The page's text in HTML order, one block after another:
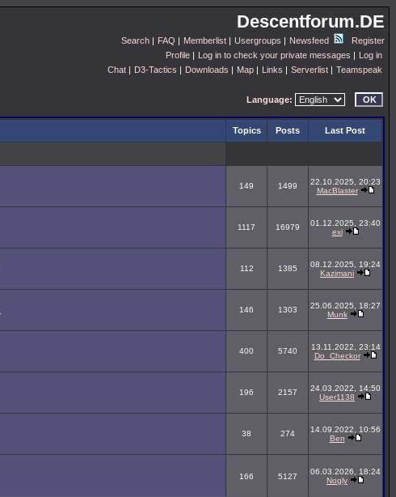
Descentforum.DE
Search | FAQ | Memberlist | Usergroups | Newsfeed
Register
Profile | Log in to check your private messages | Log in
Chat | D3-Tactics | Downloads | Map | Links | Serverlist | Teamspeak
Language:
Topics Posts Last Post
149 1499
22.10.2025, 20:23
MacBlaster
1117 16979
01.12.2025, 23:40
exi
112 1385
08.12.2025, 19:24
Kazimani
146 1303
25.06.2025, 18:27
Munk
400 5740
13.11.2022, 23:14
Do_Checkor
196 2157
24.03.2022, 14:50
User1138
38 274
14.09.2022, 10:56
Ben
166 5127
06.03.2026, 18:24
Nogly